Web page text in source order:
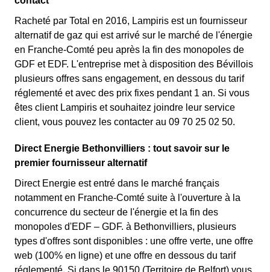
Racheté par Total en 2016, Lampiris est un fournisseur
alternatif de gaz qui est arrivé sur le marché de l'énergie
en Franche-Comté peu après la fin des monopoles de
GDF et EDF. L'entreprise met à disposition des Bévillois
plusieurs offres sans engagement, en dessous du tarif
réglementé et avec des prix fixes pendant 1 an. Si vous
êtes client Lampiris et souhaitez joindre leur service
client, vous pouvez les contacter au 09 70 25 02 50.
Direct Energie Bethonvilliers : tout savoir sur le
premier fournisseur alternatif
Direct Energie est entré dans le marché français
notamment en Franche-Comté suite à l'ouverture à la
concurrence du secteur de l'énergie et la fin des
monopoles d'EDF – GDF. à Bethonvilliers, plusieurs
types d'offres sont disponibles : une offre verte, une offre
web (100% en ligne) et une offre en dessous du tarif
réglementé. Si dans le 90150 (Territoire de Belfort) vous